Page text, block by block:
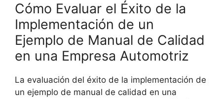
Cómo Evaluar el Éxito de la
Implementación de un
Ejemplo de Manual de Calidad
en una Empresa Automotriz
La evaluación del éxito de la implementación de
un ejemplo de manual de calidad en una